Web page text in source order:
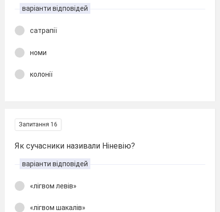
варіанти відповідей
сатрапії
номи
колонії
Запитання 16
Як сучасники називали Ніневію?
варіанти відповідей
«лігвом левів»
«лігвом шакалів»